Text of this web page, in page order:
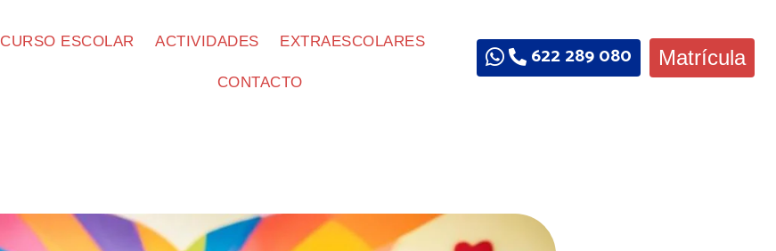
CURSO ESCOLAR ACTIVIDADES EXTRAESCOLARES
CONTACTO
622 289 080 Matrícula